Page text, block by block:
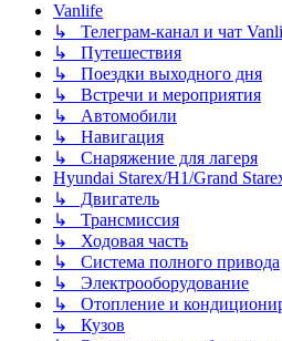
Vanlife
↳ Телеграм-канал и чат
↳ Путешествия
↳ Поездки выходного дня
↳ Встречи и мероприятия
↳ Автомобили
↳ Навигация
↳ Снаряжение для лагеря
Hyundai Starex/H1/Grand
↳ Двигатель
↳ Трансмиссия
↳ Ходовая часть
↳ Система полного привода
↳ Электрооборудование
↳ Отопление и
↳ Кузов